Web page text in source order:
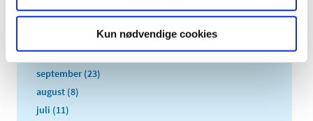
Kun nødvendige cookies
december (10)
november (20)
oktober (18)
september (23)
august (8)
juli (11)